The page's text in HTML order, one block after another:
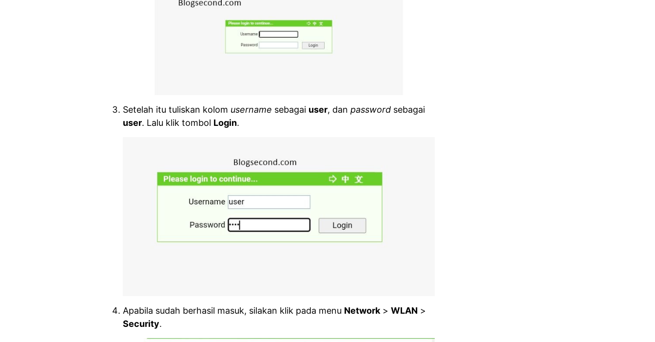
Setelah itu tuliskan kolom username sebagai user, dan password sebagai
user. Lalu klik tombol Login.
Apabila sudah berhasil masuk, silakan klik pada menu Network > WLAN >
Security.